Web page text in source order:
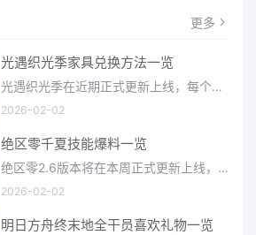
更多
光遇织光季家具兑换方法一览
光遇织光季在近期正式更新上线，每个季节都有着许多全新内容和资讯可以让你来体验，不少刚体验的小伙伴想要知道
2026-02-02
绝区零千夏技能爆料一览
绝区零2.6版本将在本周正式更新上线，上周的前瞻直播官方给玩家们带来关于最新版本的卡池信息和相关活动内容，
2026-02-02
明日方舟终末地全干员喜欢礼物一览